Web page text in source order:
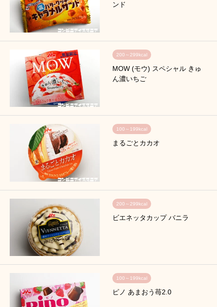
ンド
200～299kcal
MOW (モウ) スペシャル きゅ
ん濃いちご
100～199kcal
まるごとカカオ
200～299kcal
ビエネッタカップ バニラ
100～199kcal
ピノ あまおう苺2.0